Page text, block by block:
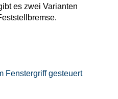
es zwei Varianten
Fenstergriff gesteuert